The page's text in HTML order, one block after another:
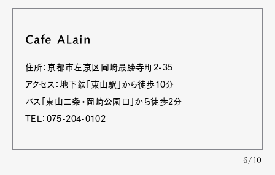
Cafe ALain
住所：京都市左京区岡崎最勝寺町2-35
アクセス：地下鉄「東山駅」から徒歩10分
バス「東山二条・岡崎公園口」から徒歩2分
TEL：075-204-0102
6/10